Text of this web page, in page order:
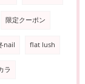
限定クーポン
nail flat lush
ラ